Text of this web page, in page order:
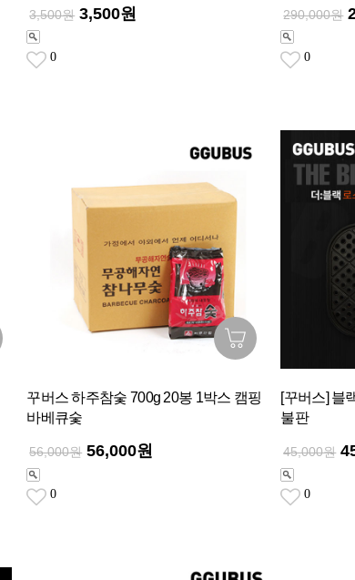
3,500원 3,500원
0
290,000원
0
꾸버스 하주참숯 700g 20봉 1박스 캠핑
바베큐숯
56,000원 56,000원
0
[꾸버스] 블
불판
45,000원
0